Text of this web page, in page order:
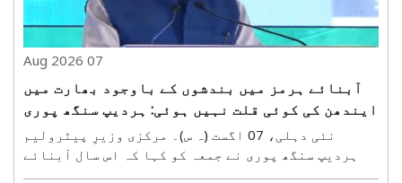
07 Aug 2026
آبنائے ہرمز میں بندشوں کے باوجود بھارت میں
ایندھن کی کوئی قلت نہیں ہوئی: ہردیپ سنگھ پوری
نئی دہلی، 07 اگست (ہ س)۔ مرکزی وزیرِ پیٹرولیم
ہردیپ سنگھ پوری نے جمعہ کو کہا کہ اس سال آبنائے